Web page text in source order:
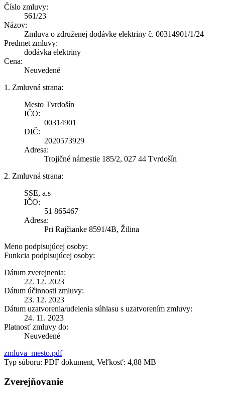
Číslo zmluvy:
561/23
Názov:
Zmluva o združenej dodávke elektriny č. 00314901/1/24
Predmet zmluvy:
dodávka elektriny
Cena:
Neuvedené
1. Zmluvná strana:
Mesto Tvrdošín
IČO:
00314901
DIČ:
2020573929
Adresa:
Trojičné námestie 185/2, 027 44 Tvrdošín
2. Zmluvná strana:
SSE, a.s
IČO:
51 865467
Adresa:
Pri Rajčianke 8591/4B, Žilina
Meno podpisujúcej osoby:
Funkcia podpisujúcej osoby:
Dátum zverejnenia:
22. 12. 2023
Dátum účinnosti zmluvy:
23. 12. 2023
Dátum uzatvorenia/udelenia súhlasu s uzatvorením zmluvy:
24. 11. 2023
Platnosť zmluvy do:
Neuvedené
zmluva_mesto.pdf
Typ súboru: PDF dokument, Veľkosť: 4,88 MB
Zverejňovanie